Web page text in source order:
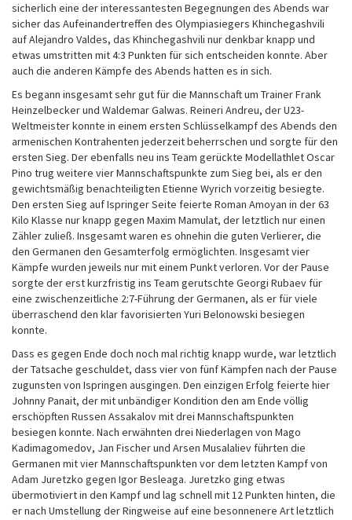
sicherlich eine der interessantesten Begegnungen des Abends war
sicher das Aufeinandertreffen des Olympiasiegers Khinchegashvili
auf Alejandro Valdes, das Khinchegashvili nur denkbar knapp und
etwas umstritten mit 4:3 Punkten für sich entscheiden konnte. Aber
auch die anderen Kämpfe des Abends hatten es in sich.
Es begann insgesamt sehr gut für die Mannschaft um Trainer Frank
Heinzelbecker und Waldemar Galwas. Reineri Andreu, der U23-
Weltmeister konnte in einem ersten Schlüsselkampf des Abends den
armenischen Kontrahenten jederzeit beherrschen und sorgte für den
ersten Sieg. Der ebenfalls neu ins Team gerückte Modellathlet Oscar
Pino trug weitere vier Mannschaftspunkte zum Sieg bei, als er den
gewichtsmäßig benachteiligten Etienne Wyrich vorzeitig besiegte.
Den ersten Sieg auf Ispringer Seite feierte Roman Amoyan in der 63
Kilo Klasse nur knapp gegen Maxim Mamulat, der letztlich nur einen
Zähler zuließ. Insgesamt waren es ohnehin die guten Verlierer, die
den Germanen den Gesamterfolg ermöglichten. Insgesamt vier
Kämpfe wurden jeweils nur mit einem Punkt verloren. Vor der Pause
sorgte der erst kurzfristig ins Team gerutschte Georgi Rubaev für
eine zwischenzeitliche 2:7-Führung der Germanen, als er für viele
überraschend den klar favorisierten Yuri Belonowski besiegen
konnte.
Dass es gegen Ende doch noch mal richtig knapp wurde, war letztlich
der Tatsache geschuldet, dass vier von fünf Kämpfen nach der Pause
zugunsten von Ispringen ausgingen. Den einzigen Erfolg feierte hier
Johnny Panait, der mit unbändiger Kondition den am Ende völlig
erschöpften Russen Assakalov mit drei Mannschaftspunkten
besiegen konnte. Nach erwähnten drei Niederlagen von Mago
Kadimagomedov, Jan Fischer und Arsen Musalaliev führten die
Germanen mit vier Mannschaftspunkten vor dem letzten Kampf von
Adam Juretzko gegen Igor Besleaga. Juretzko ging etwas
übermotiviert in den Kampf und lag schnell mit 12 Punkten hinten, die
er nach Umstellung der Ringweise auf eine besonnenere Art letztlich